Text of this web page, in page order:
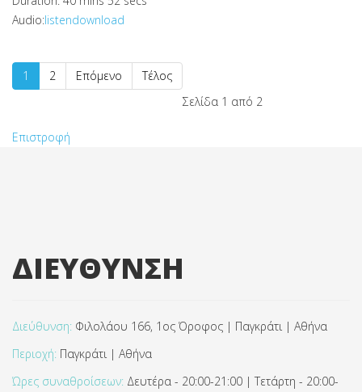
Audio:listendownload
1 2 Επόμενο
Τέλος
Σελίδα 1 από 2
Επιστροφή
ΔΙΕΥΘΥΝΣΗ
Διεύθυνση: Φιλολάου 166, 1ος Όροφος | Παγκράτι | Αθήνα
Περιοχή: Παγκράτι | Αθήνα
Ώρες συναθροίσεων: Δευτέρα - 20:00-21:00 | Τετάρτη - 20:00-